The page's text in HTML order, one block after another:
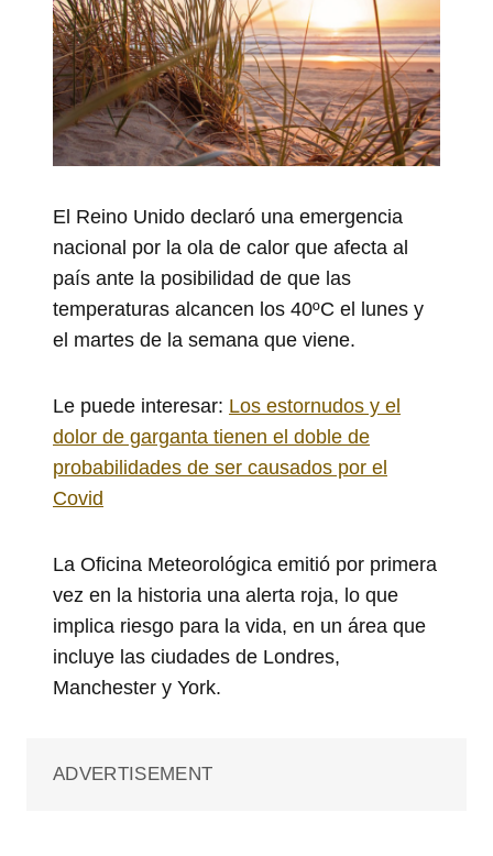
El Reino Unido declaró una emergencia
nacional por la ola de calor que afecta al
país ante la posibilidad de que las
temperaturas alcancen los 40ºC el lunes y
el martes de la semana que viene.
Le puede interesar: Los estornudos y el
dolor de garganta tienen el doble de
probabilidades de ser causados por el
Covid
La Oficina Meteorológica emitió por primera
vez en la historia una alerta roja, lo que
implica riesgo para la vida, en un área que
incluye las ciudades de Londres,
Manchester y York.
ADVERTISEMENT